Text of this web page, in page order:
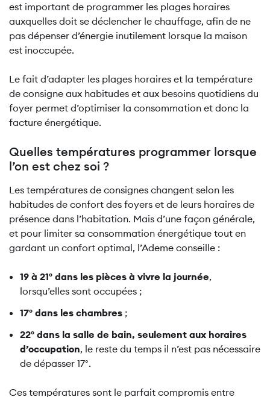
est important de programmer les plages horaires
auxquelles doit se déclencher le chauffage, afin de ne
pas dépenser d’énergie inutilement lorsque la maison
est inoccupée.
Le fait d’adapter les plages horaires et la température
de consigne aux habitudes et aux besoins quotidiens du
foyer permet d’optimiser la consommation et donc la
facture énergétique.
Quelles températures programmer lorsque
l’on est chez soi ?
Les températures de consignes changent selon les
habitudes de confort des foyers et de leurs horaires de
présence dans l’habitation. Mais d’une façon générale,
et pour limiter sa consommation énergétique tout en
gardant un confort optimal, l’Ademe conseille :
19 à 21° dans les pièces à vivre la journée,
lorsqu’elles sont occupées ;
17° dans les chambres ;
22° dans la salle de bain, seulement aux horaires
d’occupation, le reste du temps il n’est pas nécessaire
de dépasser 17°.
Ces températures sont le parfait compromis entre